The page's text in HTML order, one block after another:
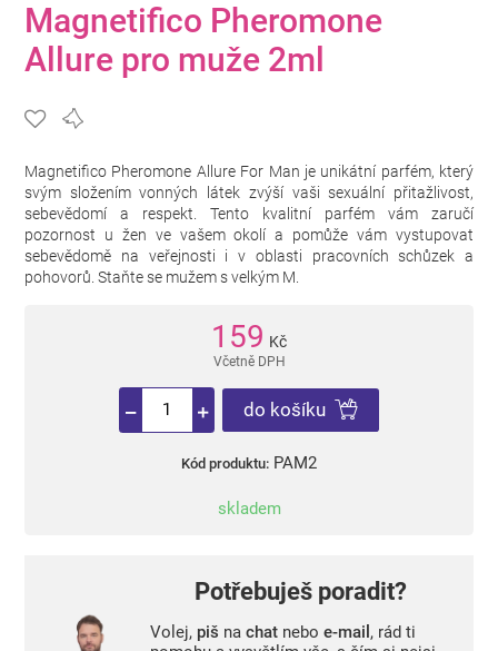
Magnetifico Pheromone
Allure pro muže 2ml
Magnetifico Pheromone Allure For Man je unikátní parfém, který
svým složením vonných látek zvýší vaši sexuální přitažlivost,
sebevědomí a respekt. Tento kvalitní parfém vám zaručí
pozornost u žen ve vašem okolí a pomůže vám vystupovat
sebevědomě na veřejnosti i v oblasti pracovních schůzek a
pohovorů. Staňte se mužem s velkým M.
159 Kč
Včetně DPH
do košíku
Kód produktu: PAM2
skladem
Potřebuješ poradit?
Volej, piš na chatnebo e-mail , rád ti